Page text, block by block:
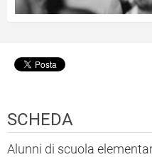
SCHEDA
Alunni di scuola